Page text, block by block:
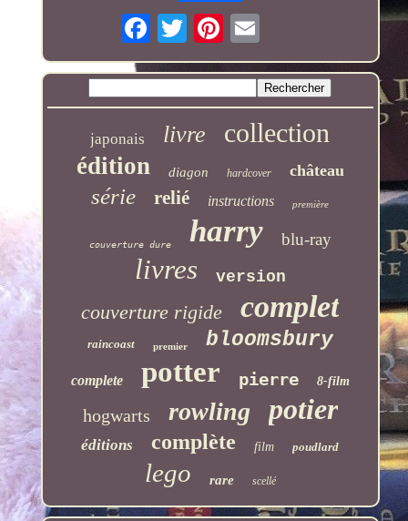
japonais livre collection
édition diagon hardcover château
série relié instructions première
couverture dure harry blu-ray
livres version
couverture rigide complet
raincoast premier bloomsbury
complete potter pierre 8-film
hogwarts rowling potier
éditions complète film poudlard
lego rare scellé